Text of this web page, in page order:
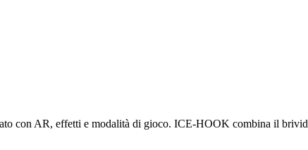
con AR, effetti e modalità di gioco. ICE-HOOK combina il